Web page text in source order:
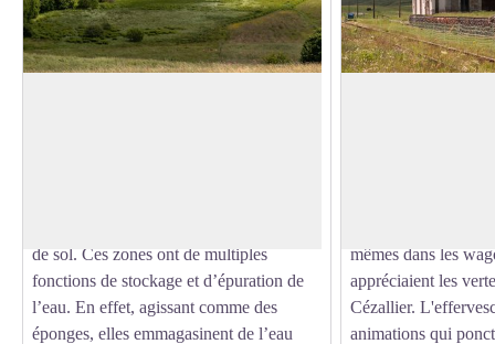
de sol. Ces zones ont de multiples
fonctions de stockage et d’épuration de
l’eau. En effet, agissant comme des
éponges, elles emmagasinent de l’eau
mêmes dans les
appréciaient les
Cézallier.
animations qui